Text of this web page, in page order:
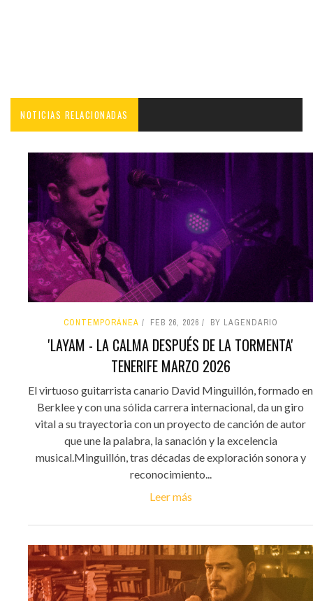
NOTICIAS RELACIONADAS
CONTEMPORÁNEA FEB 26, 2026 BY LAGENDARIO
'LAYAM - LA CALMA DESPUÉS DE LA TORMENTA'
TENERIFE MARZO 2026
El virtuoso guitarrista canario David Minguillón, formado en
Berklee y con una sólida carrera internacional, da un giro
vital a su trayectoria con un proyecto de canción de autor
que une la palabra, la sanación y la excelencia
musical.Minguillón, tras décadas de exploración sonora y
reconocimiento...
Leer más